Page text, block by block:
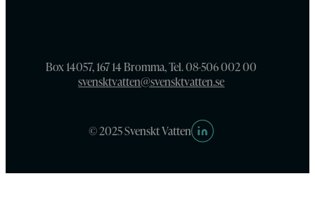
Box 14057, 167 14 Bromma, Tel. 08-506 002 00
svensktvatten@svensktvatten.se
© 2025 Svenskt Vatten